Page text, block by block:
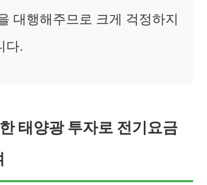
대행해주므로 크게 걱정하지
다.
태양광 투자로 전기요금